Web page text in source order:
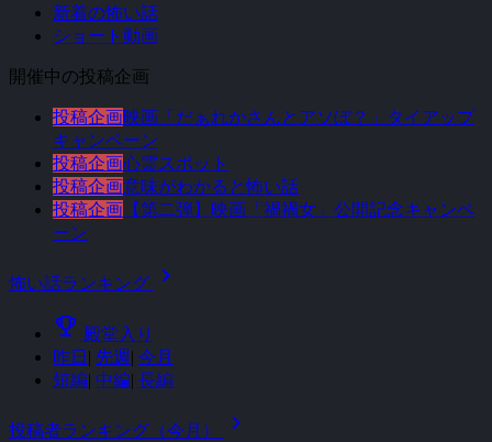
新着の怖い話
ショート動画
開催中の投稿企画
投稿企画映画「だぁれかさんとアソぼ？」タイアップ
キャンペーン
投稿企画心霊スポット
投稿企画意味がわかると怖い話
投稿企画 【第二弾】映画「禍禍女」公開記念キャンペ
ーン
怖い話ランキング
chevron_right
emoji_events 殿堂入り
昨日 | 先週 | 今月
短編| 中編| 長編
投稿者ランキング（今月） chevron_right